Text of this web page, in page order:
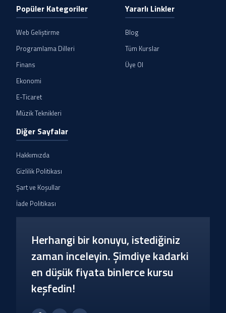
Popüler Kategoriler
Web Geliştirme
Programlama Dilleri
Finans
Ekonomi
E-Ticaret
Müzik Teknikleri
Yararlı Linkler
Blog
Tüm Kurslar
Üye Ol
Diğer Sayfalar
Hakkımızda
Gizlilik Politikası
Şart ve Koşullar
İade Politikası
Herhangi bir konuyu, istediğiniz
zaman inceleyin. Şimdiye kadarki
en düşük fiyata binlerce kursu
keşfedin!